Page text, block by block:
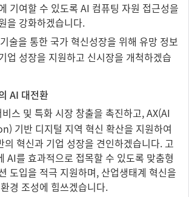
기여할 수 있도록 AI 컴퓨팅 자원 접근성을
을 강화하겠습니다.
술을 통한 국가 혁신성장을 위해 유망 정보
업 성장을 지원하고 신시장을 개척하겠습
AI 대전환
스 및 특화 시장 창출을 촉진하고, AX(AI
기반 디지털 지역 혁신 확산을 지원하여
의 혁신과 기업 성장을 견인하겠습니다. 고
AI를 효과적으로 접목할 수 있도록 맞춤형
도입을 적극 지원하며, 산업생태계 혁신을
경 조성에 힘쓰겠습니다.